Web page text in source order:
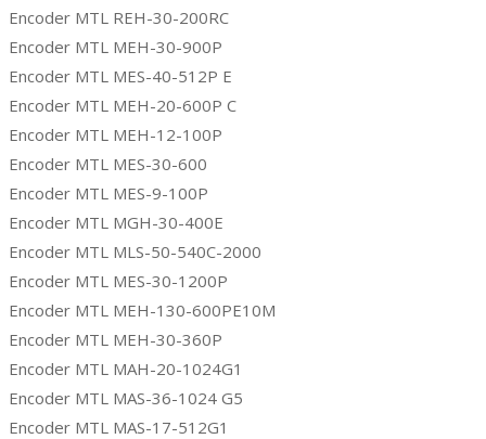
Encoder MTL REH-30-200RC
Encoder MTL MEH-30-900P
Encoder MTL MES-40-512P E
Encoder MTL MEH-20-600P C
Encoder MTL MEH-12-100P
Encoder MTL MES-30-600
Encoder MTL MES-9-100P
Encoder MTL MGH-30-400E
Encoder MTL MLS-50-540C-2000
Encoder MTL MES-30-1200P
Encoder MTL MEH-130-600PE10M
Encoder MTL MEH-30-360P
Encoder MTL MAH-20-1024G1
Encoder MTL MAS-36-1024 G5
Encoder MTL MAS-17-512G1